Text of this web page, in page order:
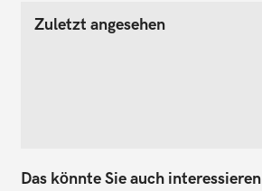
Zuletzt angesehen
Das könnte Sie auch interessieren